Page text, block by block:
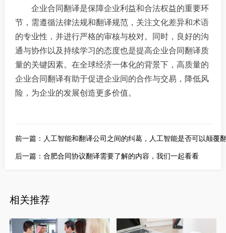
企业合同翻译是保障企业利益和合法权益的重要环
节，需遵循法律法规和翻译规范，关注文化差异和术语
的专业性，并进行严格的审核与校对。同时，良好的沟
通与协作以及持续学习的态度也是提高企业合同翻译质
量的关键因素。在全球经济一体化的背景下，高质量的
企业合同翻译有助于促进企业间的合作与交易，降低风
险，为企业的发展创造更多价值。
前一篇： 人工智能和翻译公司之间的纠葛，人工智能是否可以颠覆
后一篇：合肥合同协议翻译需要了解的内容，我们一起看看
相关推荐